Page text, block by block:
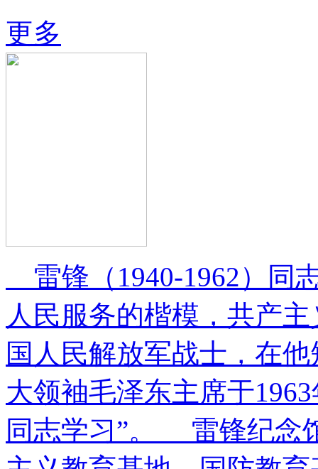
更多
雷锋（1940-1962）同
人民服务的楷模，共产
国人民解放军战士，在
大领袖毛泽东主席于
同志学习”。 雷锋纪念